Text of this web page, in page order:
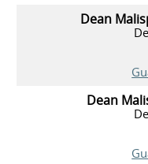
Dean
Dean